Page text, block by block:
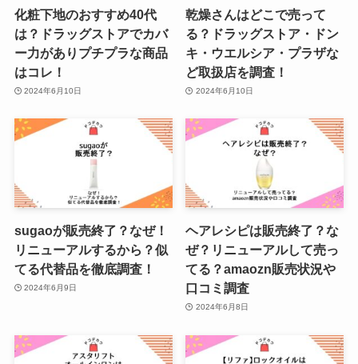
化粧下地のおすすめ40代
は？ドラッグストアでカバ
ー力がありプチプラな商品
はコレ！
2024年6月10日
乾燥さんはどこで売って
る？ドラッグストア・ドン
キ・ウエルシア・プラザな
ど取扱店を調査！
2024年6月10日
sugaoが販売終了？なぜ！
リニューアルするから？似
てる代替品を徹底調査！
2024年6月9日
ヘアレシピは販売終了？な
ぜ？リニューアルして売っ
てる？amaozn販売状況や
口コミ調査
2024年6月8日